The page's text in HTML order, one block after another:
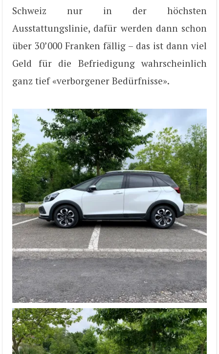
Schweiz nur in der höchsten
Ausstattungslinie, dafür werden dann schon
über 30’000 Franken fällig – das ist dann viel
Geld für die Befriedigung wahrscheinlich
ganz tief «verborgener Bedürfnisse».